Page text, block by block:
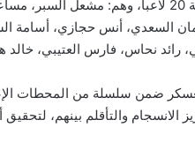
وضمّت القائمة 20 لاعباً، وهم:
السعدي، أنس حجازي، أسامة
رائد نحاس، فارس العتيبي، خالد
ضمن سلسلة من المحطات
الانسجام والتأقلم بينهم،